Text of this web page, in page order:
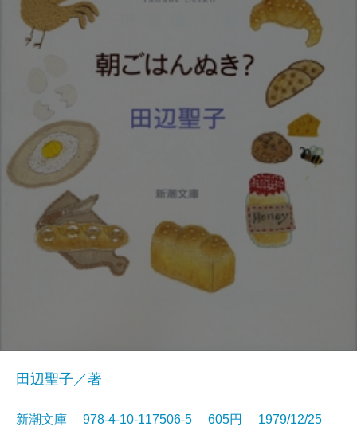
田辺聖子／著
新潮文庫 978-4-10-117506-5 605円 1979/12/25